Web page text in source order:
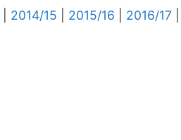
2014/15 2015/16 2016/17